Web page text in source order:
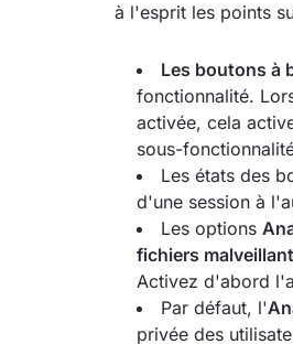
à l'esprit les points
Les boutons à
fonctionnalité.
activée, cela
sous-
Les états des
d'une session à
Les options
fichiers
Activez d'abord
Par défaut, l'
privée des